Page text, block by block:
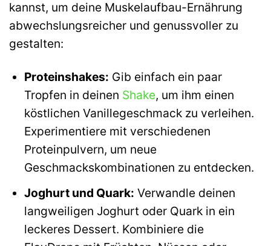
kannst, um deine Muskelaufbau-Ernährung
abwechslungsreicher und genussvoller zu
gestalten:
Proteinshakes: Gib einfach ein paar
Tropfen in deinen Shake, um ihm einen
köstlichen Vanillegeschmack zu verleihen.
Experimentiere mit verschiedenen
Proteinpulvern, um neue
Geschmackskombinationen zu entdecken.
Joghurt und Quark: Verwandle deinen
langweiligen Joghurt oder Quark in ein
leckeres Dessert. Kombiniere die